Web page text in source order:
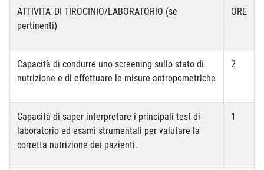
ATTIVITA’ DI TIROCINIO/LABORATORIO (se
pertinenti)
ORE
Capacità di condurre uno screening sullo stato di
nutrizione e di effettuare le misure antropometriche
2
Capacità di saper interpretare i principali test di
laboratorio ed esami strumentali per valutare la
corretta nutrizione dei pazienti.
1